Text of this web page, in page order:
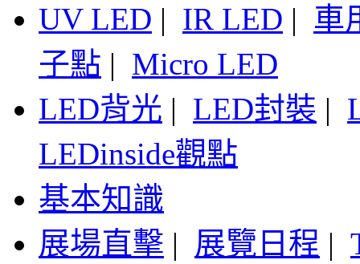
UV LED | IR LED | 車
子點 | Micro LED
LED背光 | LED封裝 |
LEDinside觀點
基本知識
展場直擊 | 展覽日程 |